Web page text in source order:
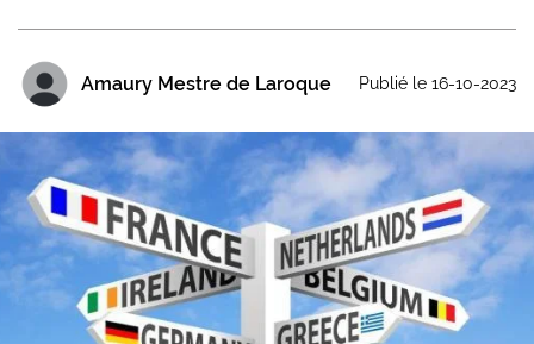
Amaury Mestre de Laroque Publié le 16-10-2023